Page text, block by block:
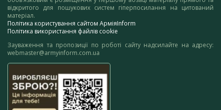
відкритого для пошукових систем гіперпосилання на цитований
матеріал.
Політика користування сайтом АрміяInform
Політика використання файлів cookie
Зауваження та пропозиції по роботі сайту надсилайте на адресу:
webmaster@armyinform.com.ua